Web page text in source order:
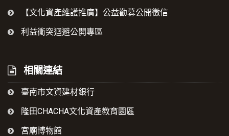
【文化資產維護推廣】公益勸募公開徵信
利益衝突迴避公開專區
相關連結
臺南市文資建材銀行
隆田CHACHA文化資產教育園區
宮廟博物館